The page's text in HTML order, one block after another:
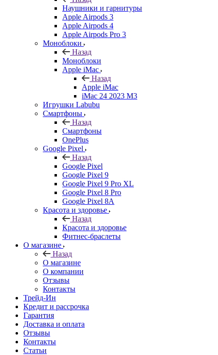
Наушники и гарнитуры
Apple Airpods 3
Apple Airpods 4
Apple Airpods Pro 3
Моноблоки
Назад
Моноблоки
Apple iMac
Назад
Apple iMac
iMac 24 2023 M3
Игрушки Labubu
Смартфоны
Назад
Смартфоны
OnePlus
Google Pixel
Назад
Google Pixel
Google Pixel 9
Google Pixel 9 Pro XL
Google Pixel 8 Pro
Google Pixel 8A
Красота и здоровье
Назад
Красота и здоровье
Фитнес-браслеты
О магазине
Назад
О магазине
О компании
Отзывы
Контакты
Трейд-Ин
Кредит и рассрочка
Гарантия
Доставка и оплата
Отзывы
Контакты
Статьи